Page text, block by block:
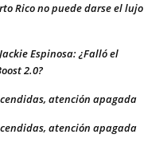
Rico no puede darse el lujo
Espinosa: ¿Falló el
2.0?
atención apagada
atención apagada